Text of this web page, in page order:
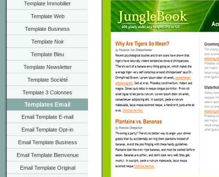
Template Immobilier
Template Web
Template Business
Template Noir
Template Bleu
Template Newsletter
Template Société
Template 3 Colonnes
Templates Email
Email Template E-mail
Email Template Opt-in
Email Template Business
Email Template Bienvenue
Email Template Original